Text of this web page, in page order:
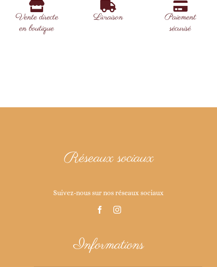
Vente directe
en boutique
Livraison
Paiement
sécurisé
Réseaux sociaux
Suivez-nous sur nos réseaux sociaux
Informations